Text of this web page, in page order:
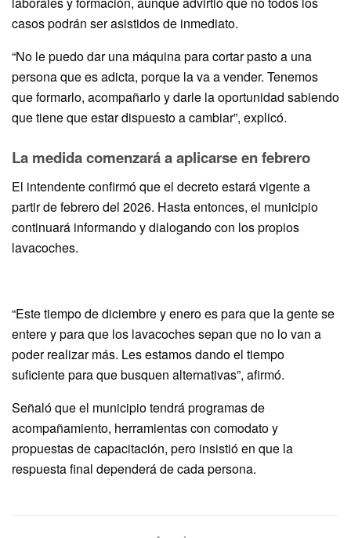
casos podrán ser asistidos de inmediato.
“No le puedo dar una máquina para cortar pasto a una
persona que es adicta, porque la va a vender. Tenemos
que formarlo, acompañarlo y darle la oportunidad sabiendo
que tiene que estar dispuesto a cambiar”, explicó.
La medida comenzará a aplicarse en febrero
El intendente confirmó que el decreto estará vigente a
partir de febrero del 2026. Hasta entonces, el municipio
continuará informando y dialogando con los propios
lavacoches.
“Este tiempo de diciembre y enero es para que la gente se
entere y para que los lavacoches sepan que no lo van a
poder realizar más. Les estamos dando el tiempo
suficiente para que busquen alternativas”, afirmó.
Señaló que el municipio tendrá programas de
acompañamiento, herramientas con comodato y
propuestas de capacitación, pero insistió en que la
respuesta final dependerá de cada persona.